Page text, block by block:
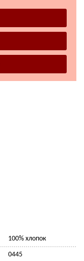
100% хлопок
0445